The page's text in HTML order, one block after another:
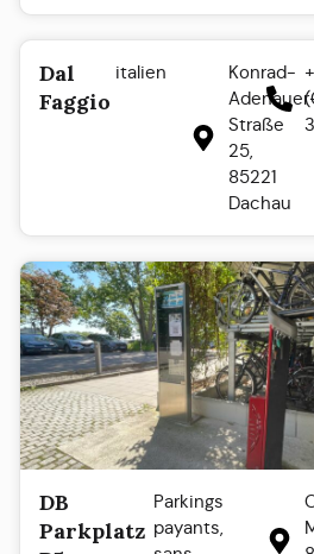
Dal
Faggio
italien
Konrad-
Straße
25,
85221
Dachau
DB
Parkplatz
Parkings
payants,